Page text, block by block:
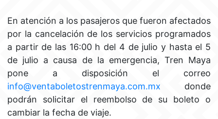
En atención a los pasajeros que fueron afectados
por la cancelación de los servicios programados
a partir de las 16:00 h del 4 de julio y hasta el 5
de julio a causa de la emergencia, Tren Maya
pone a disposición el correo
info@ventaboletostrenmaya.com.mx donde
podrán solicitar el reembolso de su boleto o
cambiar la fecha de viaje.